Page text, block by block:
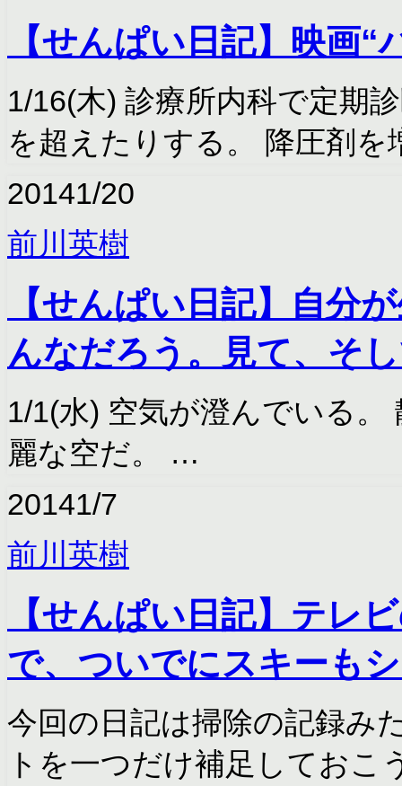
【せんぱい日記】映画
1/16(木) 診療所内科で定期
を超えたりする。 降圧剤
20141/20
前川英樹
【せんぱい日記】自分
んなだろう。見て、そ
1/1(水) 空気が澄んでいる
麗な空だ。 …
20141/7
前川英樹
【せんぱい日記】テレ
で、ついでにスキーも
今回の日記は掃除の記録み
トを一つだけ補足してお